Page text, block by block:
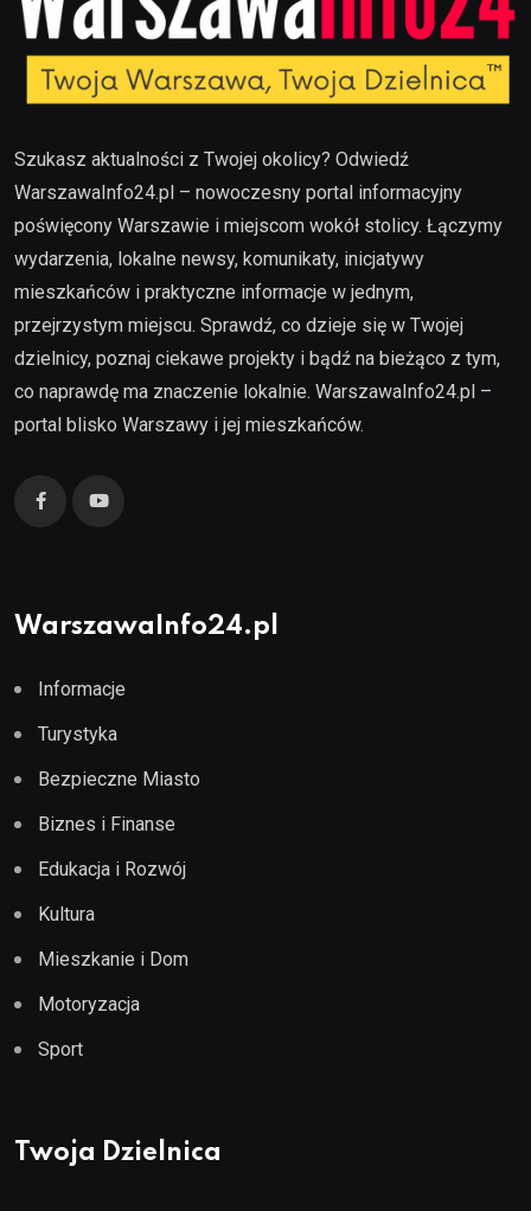
Szukasz aktualności z Twojej okolicy? Odwiedź
WarszawaInfo24.pl – nowoczesny portal informacyjny
poświęcony Warszawie i miejscom wokół stolicy. Łączymy
wydarzenia, lokalne newsy, komunikaty, inicjatywy
mieszkańców i praktyczne informacje w jednym,
przejrzystym miejscu. Sprawdź, co dzieje się w Twojej
dzielnicy, poznaj ciekawe projekty i bądź na bieżąco z tym,
co naprawdę ma znaczenie lokalnie. WarszawaInfo24.pl –
portal blisko Warszawy i jej mieszkańców.
WarszawaInfo24.pl
Informacje
Turystyka
Bezpieczne Miasto
Biznes i Finanse
Edukacja i Rozwój
Kultura
Mieszkanie i Dom
Motoryzacja
Sport
Twoja Dzielnica